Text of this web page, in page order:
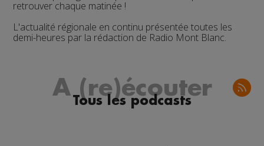
retrouver chaque matinée !
L'actualité régionale en continu présentée toutes les
demi-heures par la rédaction de Radio Mont Blanc.
A (re)écouter
Tous les podcasts